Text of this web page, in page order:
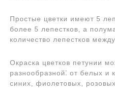
Простые цветки имеют 5
более 5 лепестков, а
количество лепестков
Окраска цветков петунии
разнообразной⁚ от белых и
синих, фиолетовых,